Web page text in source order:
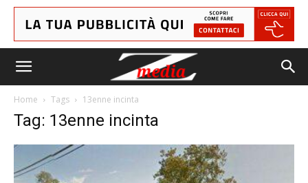
Home Tags 13enne incinta
Tag: 13enne incinta